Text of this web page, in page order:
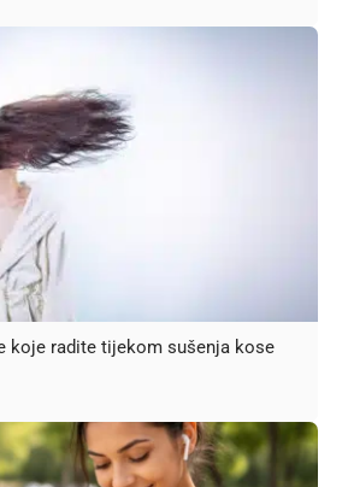
koje radite tijekom sušenja kose